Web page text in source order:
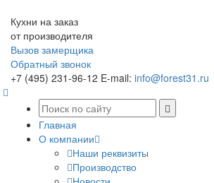
Кухни на заказ
от производителя
Вызов замерщика
Обратный звонок
+7 (495) 231-96-12 E-mail: info@forest31.ru
Главная
О компании
Наши реквизиты
Производство